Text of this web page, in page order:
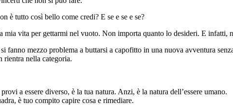
è tutto così bello come credi? E se e se e se?
vita per gettarmi nel vuoto. Non importa quanto lo desideri. E infatti,
fanno mezzo problema a buttarsi a capofitto in una nuova avventura
rientra nella categoria.
a essere diverso, è la tua natura. Anzi, è la natura dell’essere umano.
è tuo compito capire cosa e rimediare.